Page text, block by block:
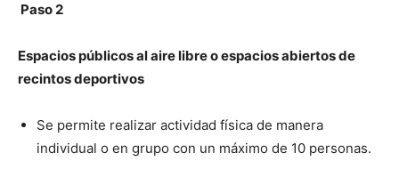
Paso 2
Espacios públicos al aire libre o espacios abiertos de
recintos deportivos
Se permite realizar actividad física de manera
individual o en grupo con un máximo de 10 personas.